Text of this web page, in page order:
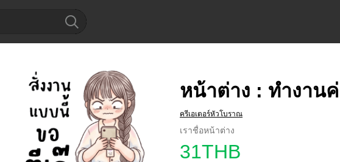
หน้าต่าง : ทำงาน
ครีเอเตอร์หัวโบราณ
เราชื่อหน้าต่าง
31THB